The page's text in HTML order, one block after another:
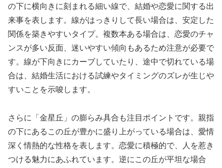
の下に横向きに刻まれる細い線で、結婚や恋愛に関する出
来事を表します。線がはっきりして長い場合は、安定した
関係を築きやすいタイプ。複数本ある場合は、恋愛のチャ
ンスが多い反面、迷いやすい傾向もあるため注意が必要で
す。線が下向きにカーブしていたり、途中で切れている場
合は、結婚生活における試練やタイミングのズレが生じや
すいことを示唆します。
さらに「金星丘」の膨らみ具合も注目ポイントです。親指
の下にあるこの丘が豊かに盛り上がっている場合は、愛情
深く情熱的な性格を表します。恋愛に積極的で、人を惹き
つける魅力にあふれています。逆にこの丘が平坦な場合